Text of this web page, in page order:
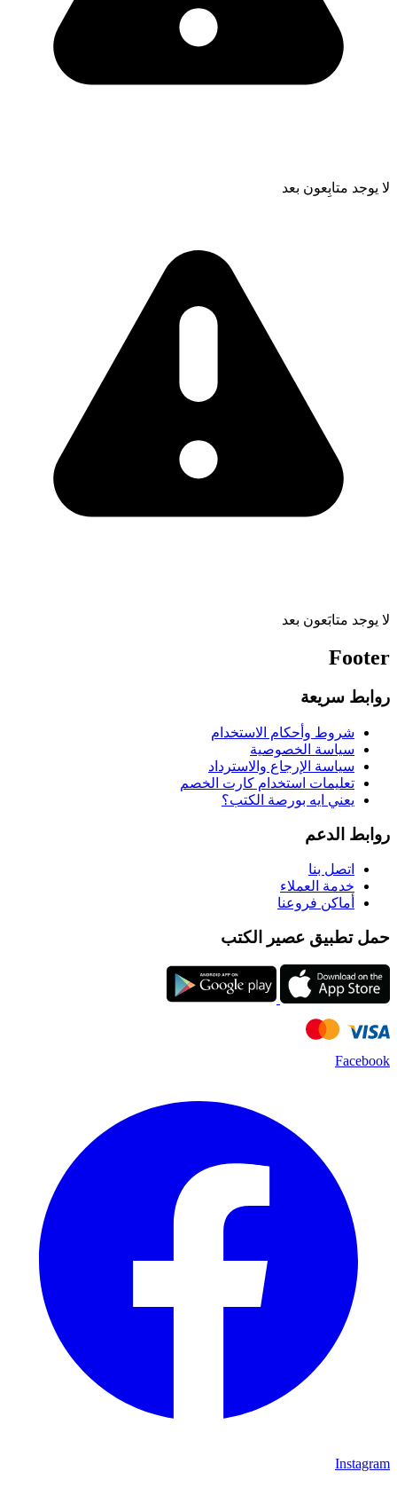
لا يوجد متابِعون بعد
لا يوجد متابَعون بعد
Footer
روابط سريعة
شروط وأحكام الاستخدام
سياسة الخصوصية
سياسة الإرجاع والاسترداد
تعليمات استخدام كارت الخصم
يعني ايه بورصة الكتب؟
روابط الدعم
اتصل بنا
خدمة العملاء
أماكن فروعنا
حمل تطبيق عصير الكتب
Facebook
Instagram